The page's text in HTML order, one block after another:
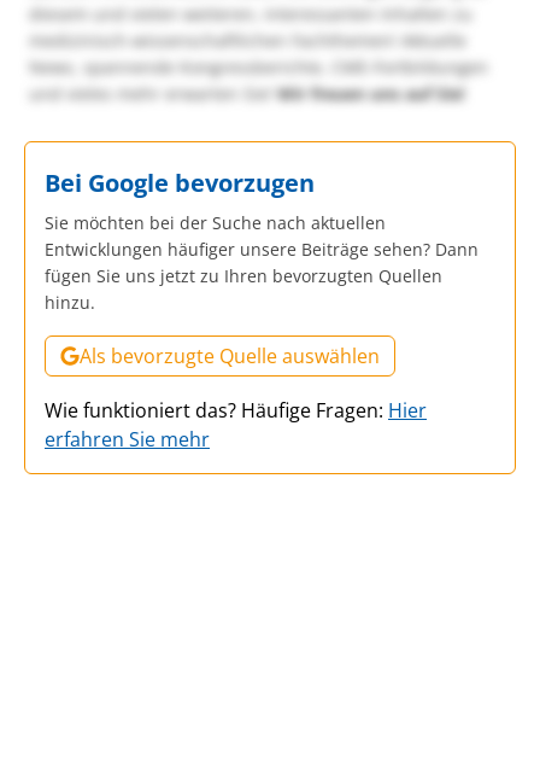
diesem und vielen weiteren, interessanten Inhalten zu
medizinisch-wissenschaftlichen Fachthemen! Aktuelle
News, spannende Kongressberichte, CME-Fortbildungen
und vieles mehr erwarten Sie!Wir freuen uns auf Sie!
Bei Google bevorzugen
Sie möchten bei der Suche nach aktuellen
Entwicklungen häufiger unsere Beiträge sehen? Dann
fügen Sie uns jetzt zu Ihren bevorzugten Quellen
hinzu.
Als bevorzugte Quelle auswählen
Wie funktioniert das? Häufige Fragen: Hier
erfahren Sie mehr